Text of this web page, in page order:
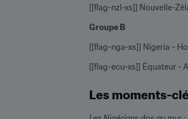
[[flag-nzl-xs]] Nouvelle-
Groupe B
[[flag-nga-xs]] Nigeria -
[[flag-ecu-xs]] Équateur -
Les moments-